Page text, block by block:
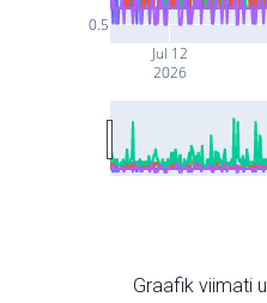
Jul 12
2026
0.5
Graafik viimati